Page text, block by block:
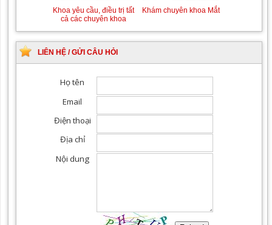
cả các chuyên khoa
Khám Ngoại khoa
Khám chuyên khoa Mắt
Đội ngũ hướng dẫn
LIÊN HỆ / GỬI CÂU HỎI